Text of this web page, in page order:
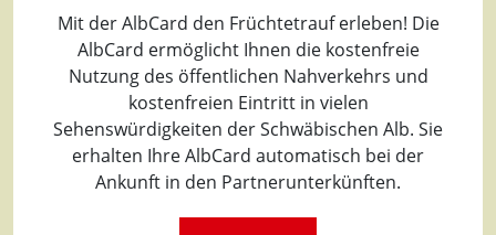
Mit der AlbCard den Früchtetrauf erleben! Die
AlbCard ermöglicht Ihnen die kostenfreie
Nutzung des öffentlichen Nahverkehrs und
kostenfreien Eintritt in vielen
Sehenswürdigkeiten der Schwäbischen Alb. Sie
erhalten Ihre AlbCard automatisch bei der
Ankunft in den Partnerunterkünften.